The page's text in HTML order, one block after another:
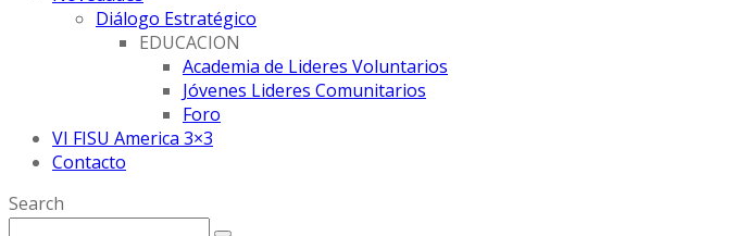
Diálogo Estratégico
EDUCACION
Academia de Lideres Voluntarios
Jóvenes Lideres Comunitarios
Foro
VI FISU America 3×3
Contacto
Search